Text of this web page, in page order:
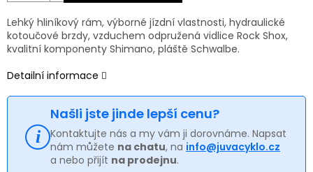
Lehký hliníkový rám, výborné jízdní vlastnosti, hydraulické
kotoučové brzdy, vzduchem odpružená vidlice Rock Shox,
kvalitní komponenty Shimano, pláště Schwalbe.
Detailní informace
Našli jste jinde lepší cenu?
Kontaktujte nás a my vám ji dorovnáme. Napsat
nám můžete na chatu, na info@juvacyklo.cz
a nebo přijít na prodejnu.